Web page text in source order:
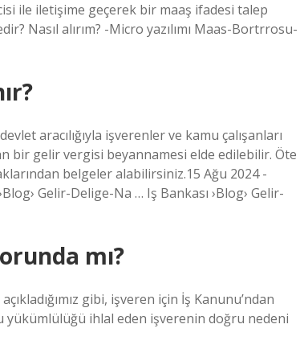
ile iletişime geçerek bir maaş ifadesi talep
Nasıl alırım? -Micro yazılımı Maas-Bortrrosu-
aracılığıyla işverenler ve kamu çalışanları
bir gelir vergisi beyannamesi elde edilebilir. Öte
belgeler alabilirsiniz.15 Ağu 2024 -
Gelir-Delige-Na … Iş Bankası ›Blog› Gelir-
mı?
gibi, işveren için İş Kanunu’ndan
yükümlülüğü ihlal eden işverenin doğru nedeni